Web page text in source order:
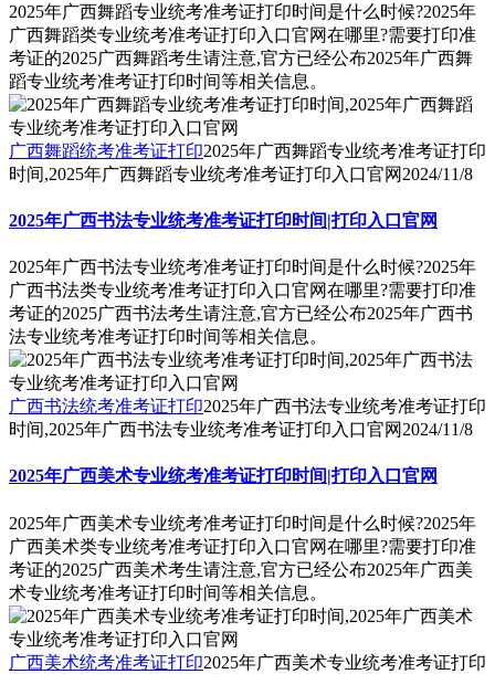
2025年广西舞蹈专业统考准考证打印时间是什么时候?2025年
广西舞蹈类专业统考准考证打印入口官网在哪里?需要打印准
考证的2025广西舞蹈考生请注意,官方已经公布2025年广西舞
蹈专业统考准考证打印时间等相关信息。
广西舞蹈统考准考证打印2025年广西舞蹈专业统考准考证打印
时间,2025年广西舞蹈专业统考准考证打印入口官网 2024/11/8
2025年广西书法专业统考准考证打印时间|打印入口官网
2025年广西书法专业统考准考证打印时间是什么时候?2025年
广西书法类专业统考准考证打印入口官网在哪里?需要打印准
考证的2025广西书法考生请注意,官方已经公布2025年广西书
法专业统考准考证打印时间等相关信息。
广西书法统考准考证打印2025年广西书法专业统考准考证打印
时间,2025年广西书法专业统考准考证打印入口官网 2024/11/8
2025年广西美术专业统考准考证打印时间|打印入口官网
2025年广西美术专业统考准考证打印时间是什么时候?2025年
广西美术类专业统考准考证打印入口官网在哪里?需要打印准
考证的2025广西美术考生请注意,官方已经公布2025年广西美
术专业统考准考证打印时间等相关信息。
广西美术统考准考证打印2025年广西美术专业统考准考证打印